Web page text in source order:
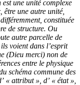
une unité complexe
être une autre unité,
constituée
de structure. Ou
autre parcelle de
voient dans l’esprit
(Dieu merci) non de
entre le physique
schéma commune des
« attribut », d’ « état »,